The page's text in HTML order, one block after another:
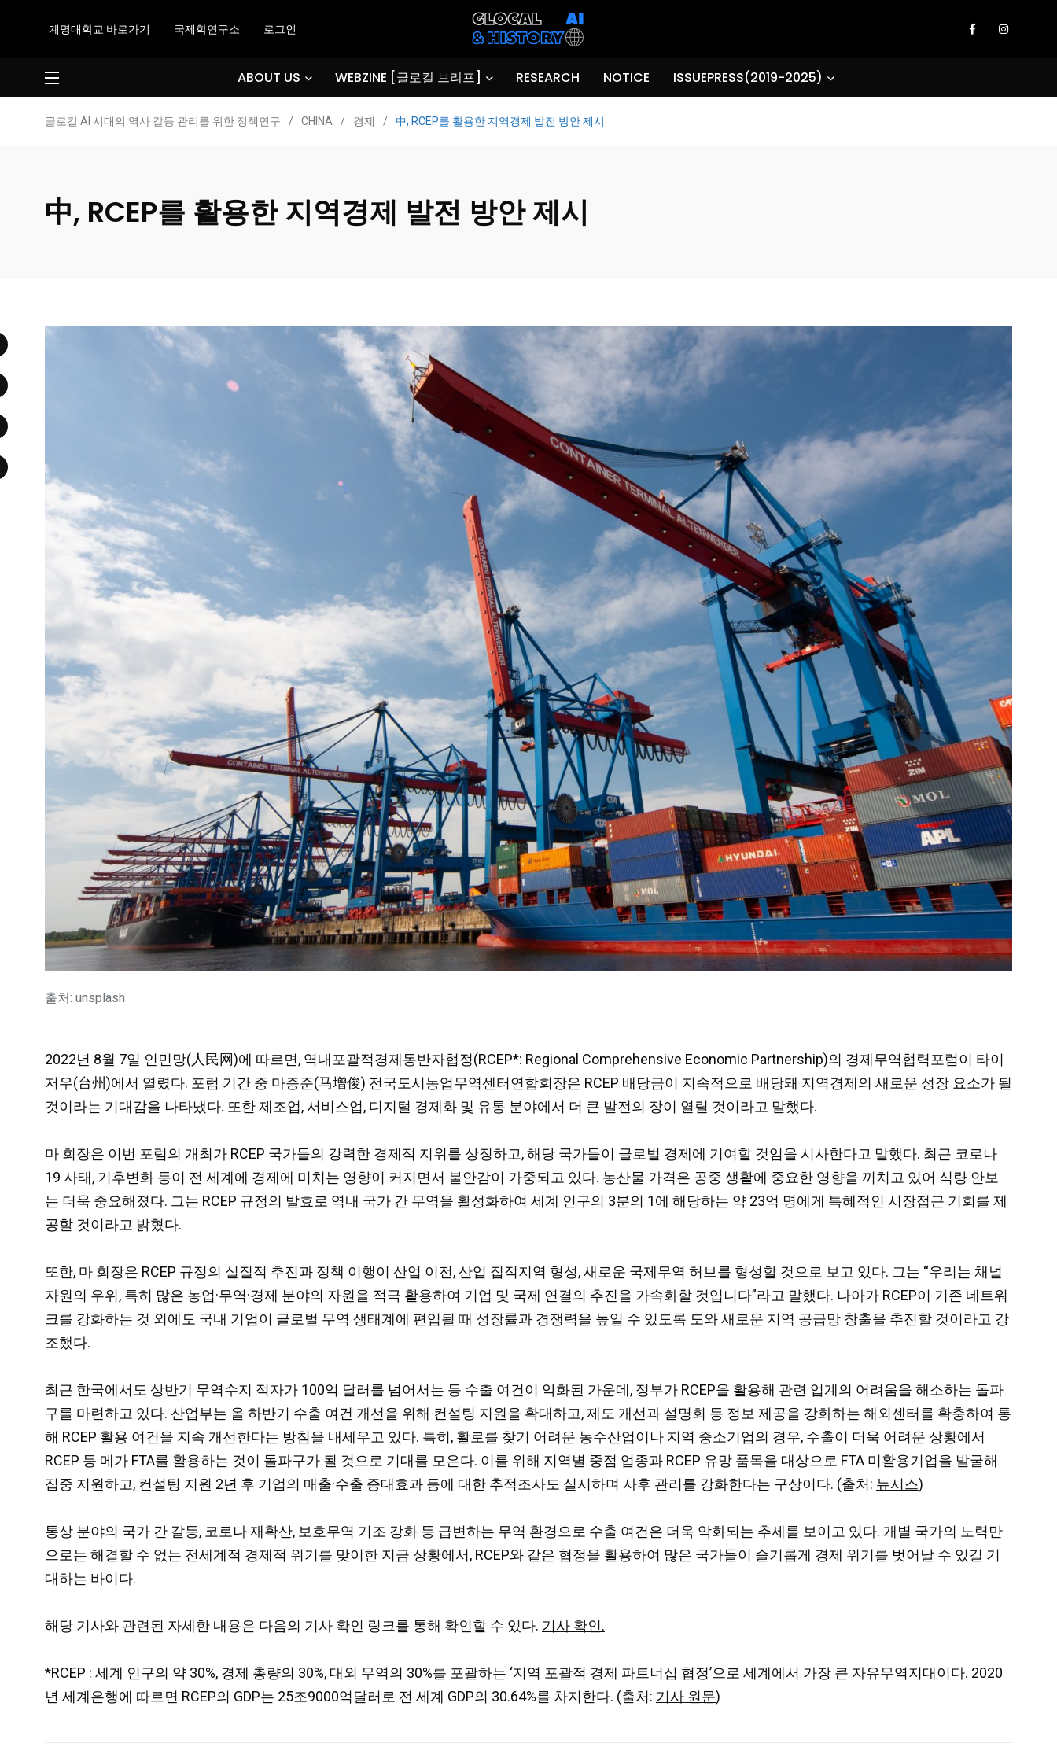
계명대학교 바로가기 국제학연구소 로그인
ABOUT US WEBZINE [글로컬 브리프] RESEARCH NOTICE ISSUEPRESS(2019-2025)
글로컬·AI 시대의 역사 갈등 관리를 위한 정책연구 / CHINA / 경제 / 中, RCEP를 활용한 지역경제 발전 방안 제시
中, RCEP를 활용한 지역경제 발전 방안 제시
출처: unsplash
2022년 8월 7일 인민망(人民网)에 따르면, 역내포괄적경제동반자협정(RCEP*: Regional Comprehensive Economic Partnership)의 경제무역협력포럼이 타이
저우(台州)에서 열렸다. 포럼 기간 중 마증준(马增俊) 전국도시농업무역센터연합회장은 RCEP 배당금이 지속적으로 배당돼 지역경제의 새로운 성장 요소가 될
것이라는 기대감을 나타냈다. 또한 제조업, 서비스업, 디지털 경제화 및 유통 분야에서 더 큰 발전의 장이 열릴 것이라고 말했다.
마 회장은 이번 포럼의 개최가 RCEP 국가들의 강력한 경제적 지위를 상징하고, 해당 국가들이 글로벌 경제에 기여할 것임을 시사한다고 말했다. 최근 코로나
19 사태, 기후변화 등이 전 세계에 경제에 미치는 영향이 커지면서 불안감이 가중되고 있다. 농산물 가격은 공중 생활에 중요한 영향을 끼치고 있어 식량 안보
는 더욱 중요해졌다. 그는 RCEP 규정의 발효로 역내 국가 간 무역을 활성화하여 세계 인구의 3분의 1에 해당하는 약 23억 명에게 특혜적인 시장접근 기회를 제
공할 것이라고 밝혔다.
또한, 마 회장은 RCEP 규정의 실질적 추진과 정책 이행이 산업 이전, 산업 집적지역 형성, 새로운 국제무역 허브를 형성할 것으로 보고 있다. 그는 “우리는 채널
자원의 우위, 특히 많은 농업·무역·경제 분야의 자원을 적극 활용하여 기업 및 국제 연결의 추진을 가속화할 것입니다”라고 말했다. 나아가 RCEP이 기존 네트워
크를 강화하는 것 외에도 국내 기업이 글로벌 무역 생태계에 편입될 때 성장률과 경쟁력을 높일 수 있도록 도와 새로운 지역 공급망 창출을 추진할 것이라고 강
조했다.
최근 한국에서도 상반기 무역수지 적자가 100억 달러를 넘어서는 등 수출 여건이 악화된 가운데, 정부가 RCEP을 활용해 관련 업계의 어려움을 해소하는 돌파
구를 마련하고 있다. 산업부는 올 하반기 수출 여건 개선을 위해 컨설팅 지원을 확대하고, 제도 개선과 설명회 등 정보 제공을 강화하는 해외센터를 확충하여 통
해 RCEP 활용 여건을 지속 개선한다는 방침을 내세우고 있다. 특히, 활로를 찾기 어려운 농수산업이나 지역 중소기업의 경우, 수출이 더욱 어려운 상황에서
RCEP 등 메가 FTA를 활용하는 것이 돌파구가 될 것으로 기대를 모은다. 이를 위해 지역별 중점 업종과 RCEP 유망 품목을 대상으로 FTA 미활용기업을 발굴해
집중 지원하고, 컨설팅 지원 2년 후 기업의 매출·수출 증대효과 등에 대한 추적조사도 실시하며 사후 관리를 강화한다는 구상이다. (출처: 뉴시스)
통상 분야의 국가 간 갈등, 코로나 재확산, 보호무역 기조 강화 등 급변하는 무역 환경으로 수출 여건은 더욱 악화되는 추세를 보이고 있다. 개별 국가의 노력만
으로는 해결할 수 없는 전세계적 경제적 위기를 맞이한 지금 상황에서, RCEP와 같은 협정을 활용하여 많은 국가들이 슬기롭게 경제 위기를 벗어날 수 있길 기
대하는 바이다.
해당 기사와 관련된 자세한 내용은 다음의 기사 확인 링크를 통해 확인할 수 있다. 기사 확인.
*RCEP : 세계 인구의 약 30%, 경제 총량의 30%, 대외 무역의 30%를 포괄하는 ‘지역 포괄적 경제 파트너십 협정’으로 세계에서 가장 큰 자유무역지대이다. 2020
년 세계은행에 따르면 RCEP의 GDP는 25조9000억달러로 전 세계 GDP의 30.64%를 차지한다. (출처: 기사 원문)